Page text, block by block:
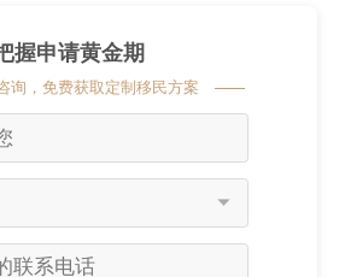
握申请黄金期
询，免费获取定制移民方案